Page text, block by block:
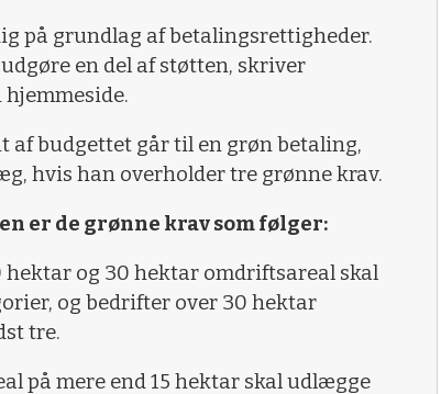
på grundlag af betalingsrettigheder.
en del af støtten, skriver
af budgettet går til en grøn betaling,
hvis han overholder tre grønne krav.
er de grønne krav som følger:
hektar og 30 hektar omdriftsareal skal
og bedrifter over 30 hektar
tre.
på mere end 15 hektar skal udlægge